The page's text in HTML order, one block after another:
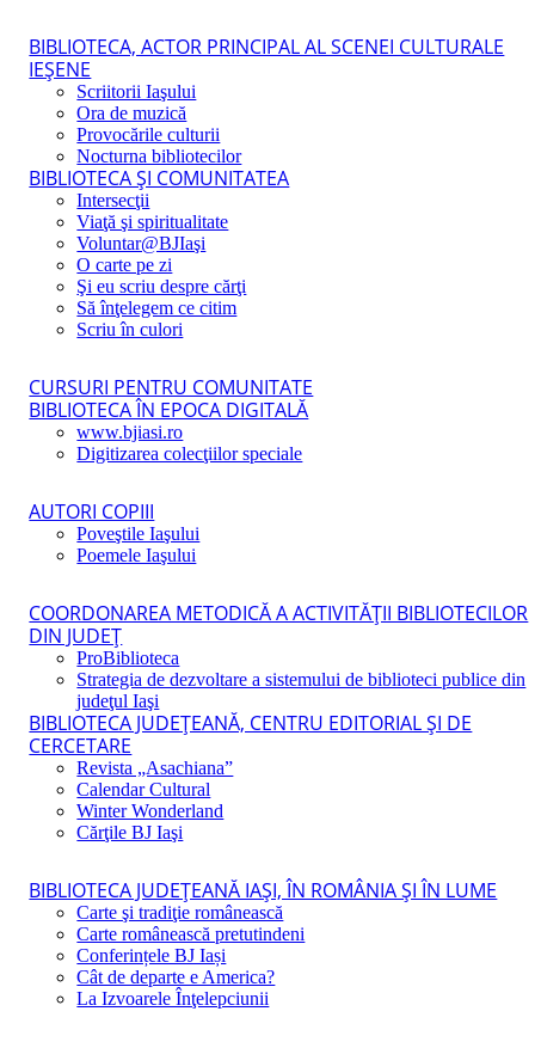
BIBLIOTECA, ACTOR PRINCIPAL AL SCENEI CULTURALE
IEŞENE
Scriitorii Iaşului
Ora de muzică
Provocările culturii
Nocturna bibliotecilor
BIBLIOTECA ŞI COMUNITATEA
Intersecţii
Viaţă şi spiritualitate
Voluntar@BJIaşi
O carte pe zi
Şi eu scriu despre cărţi
Să înţelegem ce citim
Scriu în culori
CURSURI PENTRU COMUNITATE
BIBLIOTECA ÎN EPOCA DIGITALĂ
www.bjiasi.ro
Digitizarea colecţiilor speciale
AUTORI COPIII
Poveştile Iaşului
Poemele Iaşului
COORDONAREA METODICĂ A ACTIVITĂŢII BIBLIOTECILOR
DIN JUDEŢ
ProBiblioteca
Strategia de dezvoltare a sistemului de biblioteci publice din
judeţul Iaşi
BIBLIOTECA JUDEŢEANĂ, CENTRU EDITORIAL ŞI DE
CERCETARE
Revista „Asachiana”
Calendar Cultural
Winter Wonderland
Cărţile BJ Iaşi
BIBLIOTECA JUDEŢEANĂ IAŞI, ÎN ROMÂNIA ŞI ÎN LUME
Carte şi tradiţie românească
Carte românească pretutindeni
Conferințele BJ Iași
Cât de departe e America?
La Izvoarele Înţelepciunii